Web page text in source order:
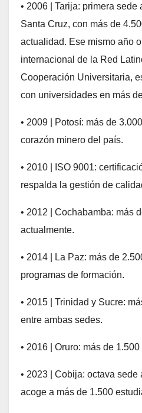
• 2006 | Tarija: primera sede
Santa Cruz, con más de
actualidad. Ese mismo año
internacional de la Red
Cooperación Universitaria,
con universidades en más
• 2009 | Potosí: más de
corazón minero del país.
• 2010 | ISO 9001:
respalda la gestión de
• 2012 | Cochabamba: más
actualmente.
• 2014 | La Paz: más de
programas de formación.
• 2015 | Trinidad y Sucre:
entre ambas sedes.
• 2016 | Oruro: más de
• 2023 | Cobija: octava
acoge a más de 1.500